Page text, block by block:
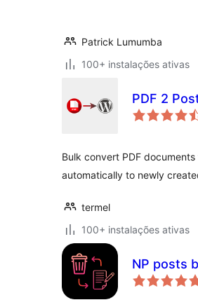
Patrick Lumumba
100+ instalações ativas
PDF 2
Bulk convert PDF
automatically to newly
termel
100+ instalações ativas
NP posts